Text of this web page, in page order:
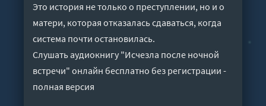
Это история не только о преступлении, но и о
матери, которая отказалась сдаваться, когда
система почти остановилась.
Слушать аудиокнигу "Исчезла после ночной
встречи" онлайн бесплатно без регистрации -
полная версия